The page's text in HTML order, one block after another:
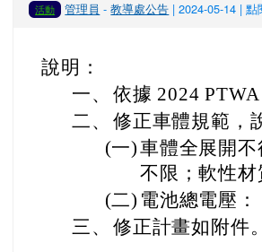
活動 管理員 -教導處公告 | 2024-05-14 |
說明：
一、 依據 2024
二、 修正車體規範，
(一)車體全展開
不限；軟性
(二) 電池總電壓
三、 修正計畫如附件。